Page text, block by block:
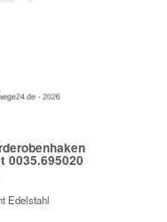
0035.695020
Edelstahl